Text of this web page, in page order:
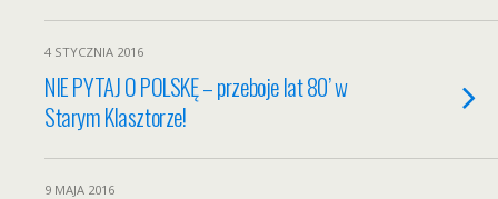
4 STYCZNIA 2016
NIE PYTAJ O POLSKĘ – przeboje lat 80’ w
Starym Klasztorze!
9 MAJA 2016